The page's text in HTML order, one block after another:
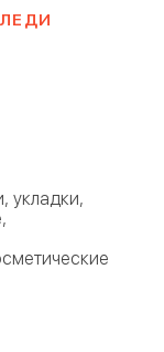
укладки,